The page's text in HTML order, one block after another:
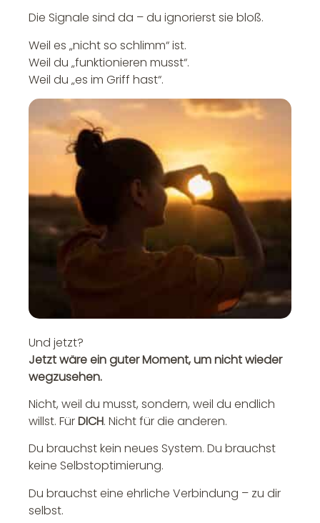
Die Signale sind da – du ignorierst sie bloß.
Weil es „nicht so schlimm“ ist.
Weil du „funktionieren musst“.
Weil du „es im Griff hast“.
Und jetzt?
Jetzt wäre ein guter Moment, um nicht wieder
wegzusehen.
Nicht, weil du musst, sondern, weil du endlich
willst. FürDICH. Nicht für die anderen.
Du brauchst kein neues System. Du brauchst
keine Selbstoptimierung.
Du brauchst eine ehrliche Verbindung – zu dir
selbst.